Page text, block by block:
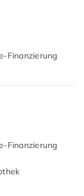
Finanzierung
Finanzierung